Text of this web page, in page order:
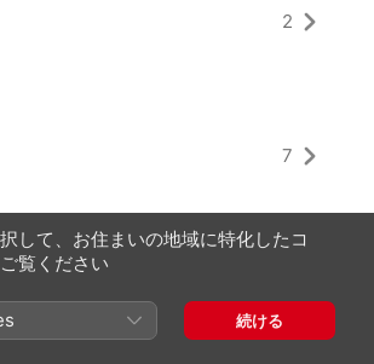
2
7
して、お住まいの地域に特化したコ
覧ください
続ける